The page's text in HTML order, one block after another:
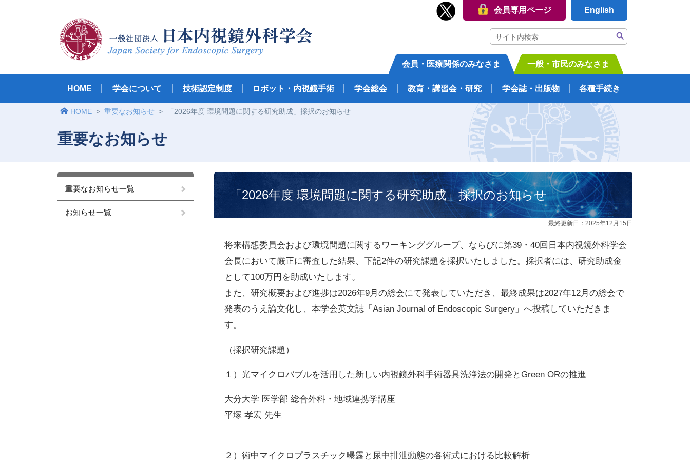
会員専用ページ English
会員・医療関係のみなさま 一般・市民のみなさま
HOME 学会について 技術認定制度 ロボット・内視鏡手術 学会総会 教育・講習会・研究 学会誌・出版物 各種手続き
HOME > 重要なお知らせ > 「2026年度 環境問題に関する研究助成」採択のお知らせ
重要なお知らせ
重要なお知らせ一覧
お知らせ一覧
「2026年度 環境問題に関する研究助成」採択のお知らせ
最終更新日：2025年12月15日
将来構想委員会および環境問題に関するワーキンググループ、ならびに第39・40回日本内視鏡外科学会
会長において厳正に審査した結果、下記2件の研究課題を採択いたしました。採択者には、研究助成金
として100万円を助成いたします。
また、研究概要および進捗は2026年9月の総会にて発表していただき、最終成果は2027年12月の総会で
発表のうえ論文化し、本学会英文誌「Asian Journal of Endoscopic Surgery」へ投稿していただきま
す。
（採択研究課題）
１）光マイクロバブルを活用した新しい内視鏡外科手術器具洗浄法の開発とGreen ORの推進
大分大学 医学部 総合外科・地域連携学講座
平塚 孝宏 先生
２）術中マイクロプラスチック曝露と尿中排泄動態の各術式における比較解析